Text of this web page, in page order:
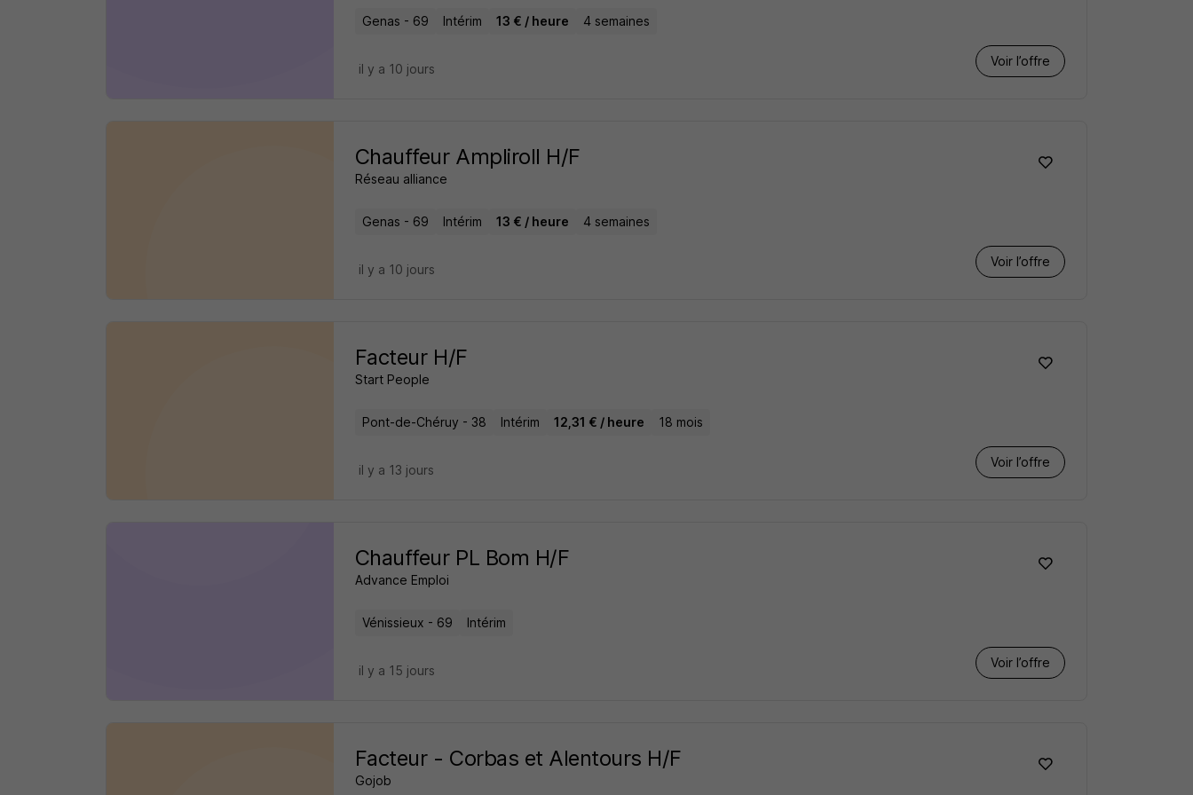
Genas - 69 Intérim 13 € / heure 4 semaines
Voir l’offre
il y a 10 jours
Chauffeur Ampliroll H/F
Réseau alliance
Genas - 69 Intérim 13 € / heure 4 semaines
Voir l’offre
il y a 10 jours
Facteur H/F
Start People
Pont-de-Chéruy - 38 Intérim 12,31 € / heure 18 mois
Voir l’offre
il y a 13 jours
Chauffeur PL Bom H/F
Advance Emploi
Vénissieux - 69 Intérim
Voir l’offre
il y a 15 jours
Facteur - Corbas et Alentours H/F
Gojob